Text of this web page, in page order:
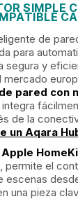
SIMPLE
de
para
segura y
mercado
pared con
de la
un Aqara
Apple
, permite el
escenas
una pieza